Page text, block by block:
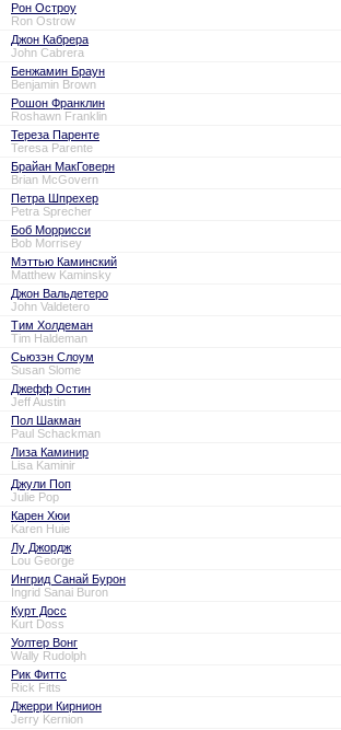
Рон Остроу
Ron Ostrow
Джон Кабрера
John Cabrera
Бенжамин Браун
Benjamin Brown
Рошон Франклин
Roshawn Franklin
Тереза Паренте
Teresa Parente
Брайан МакГоверн
Brian McGovern
Петра Шпрехер
Petra Sprecher
Боб Моррисси
Bob Morrisey
Мэттью Каминский
Matthew Kaminsky
Джон Вальдетеро
John Valdetero
Тим Холдеман
Tim Haldeman
Сьюзэн Слоум
Susan Slome
Джефф Остин
Jeff Austin
Пол Шакман
Paul Schackman
Лиза Каминир
Lisa Kaminir
Джули Поп
Julie Pop
Карен Хюи
Karen Huie
Лу Джордж
Lou George
Ингрид Санай Бурон
Ingrid Sanai Buron
Курт Досс
Kurt Doss
Уолтер Вонг
Wally Rudolph
Рик Фиттс
Rick Fitts
Джерри Кирнион
Jerry Kernion